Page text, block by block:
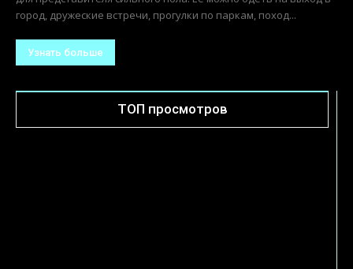
город, дружеские встречи, прогулки по паркам, поход...
Узнать больше
ТОП просмотров